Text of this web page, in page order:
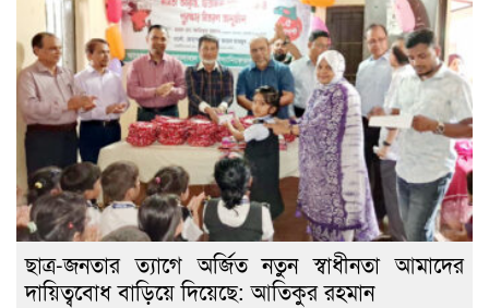
ছাত্র-জনতার ত্যাগে অর্জিত নতুন স্বাধীনতা আমাদের
দায়িত্ববোধ বাড়িয়ে দিয়েছে: আতিকুর রহমান